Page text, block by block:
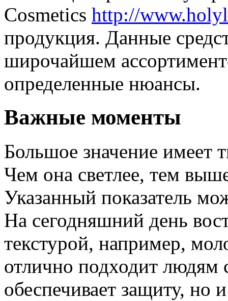
Cosmetics http://
продукция. Данные
широчайшем
определенные нюансы.
Важные моменты
Большое значение имеет
Чем она светлее, тем
Указанный показатель
На сегодняшний день
текстурой, например,
отлично подходит людям
обеспечивает защиту, но